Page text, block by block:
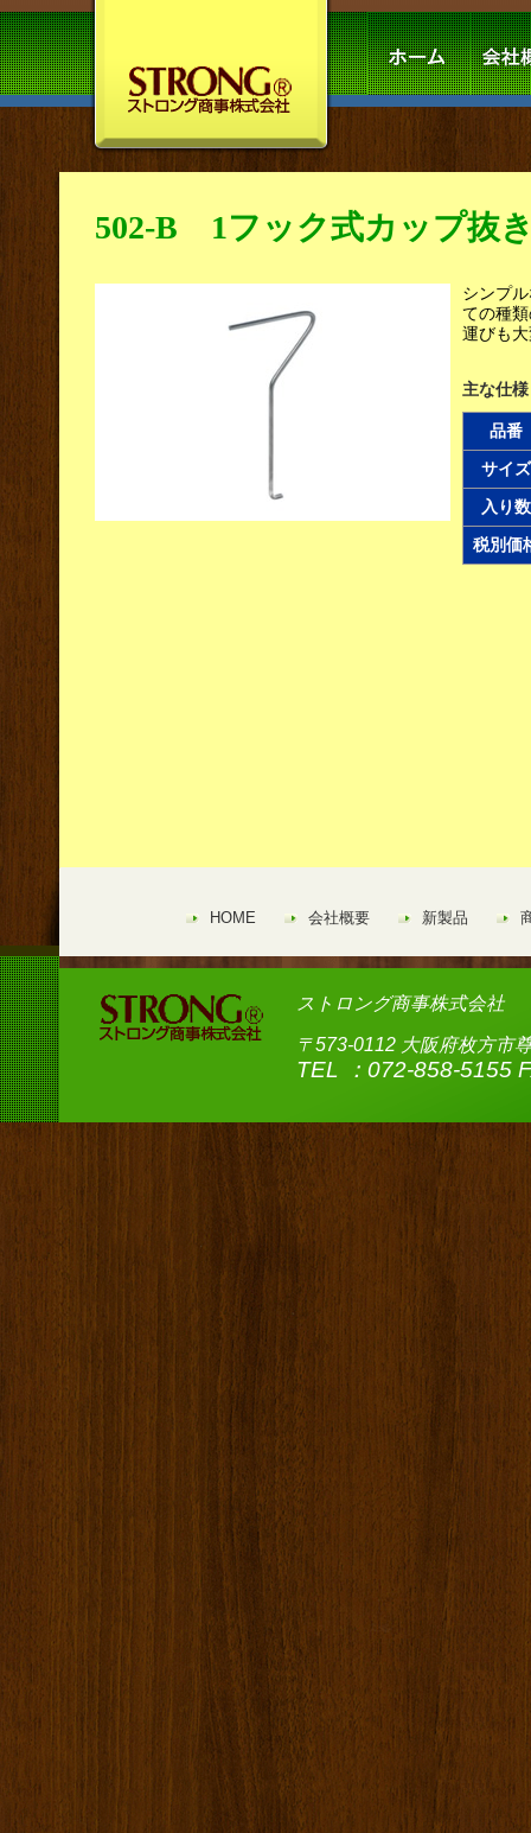
502-B 1フック式カップ抜
シンプ
ての種
運びも
主な仕様
品番
サイズ
入り数
税別価
HOME 会社概要 新製品
ストロング商事株式会社
〒573-0112 大阪府枚方市
TEL ：072-858-5155